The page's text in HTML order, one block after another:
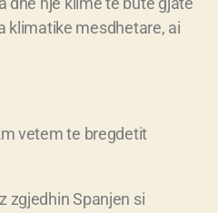
klimatike mesdhetare, ai
vetem te bregdetit
zgjedhin Spanjen si